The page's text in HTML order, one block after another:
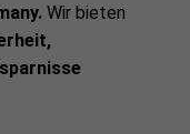
Wir bieten